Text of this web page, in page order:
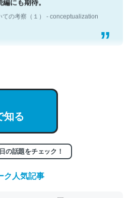
ての考察（１） - conceptualization
貴重な良記事。/続編来た
entry/2023/03/27
ての考察（１） - conceptualization
知る
の話題をチェック！
ク人気記事